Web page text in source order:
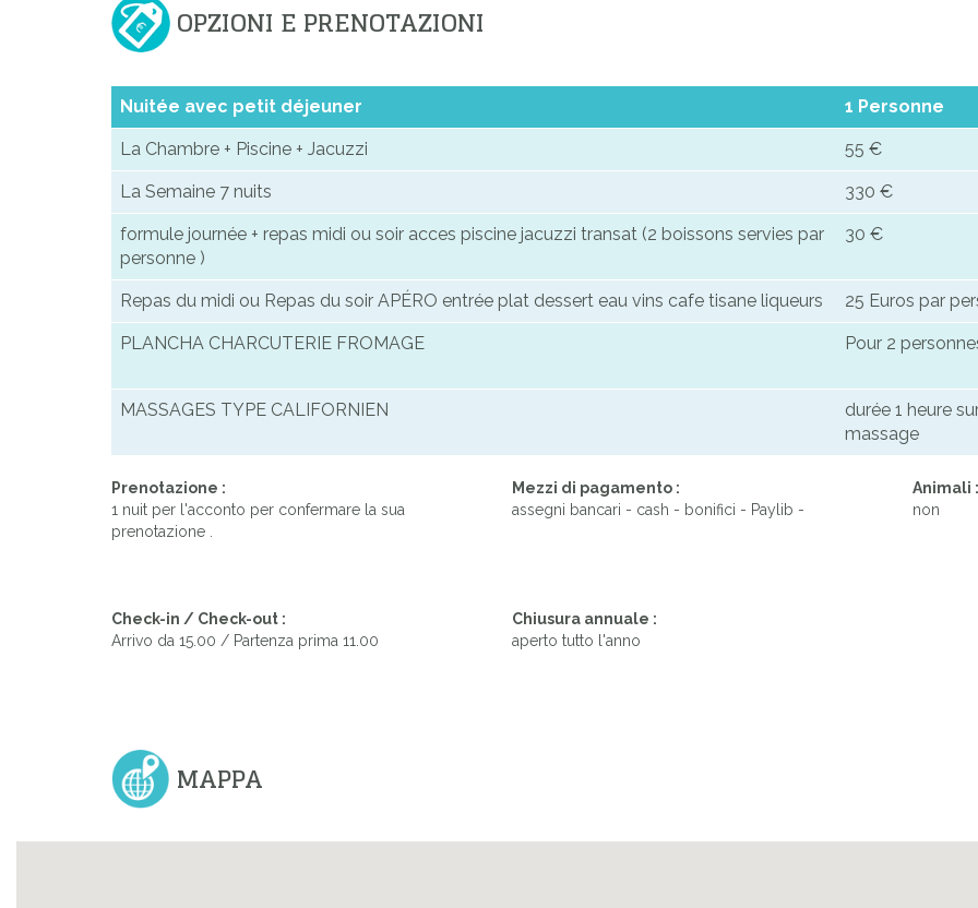
OPZIONI E PRENOTAZIONI
Nuitée avec petit déjeuner 1 Personne
La Chambre + Piscine + Jacuzzi 55 €
La Semaine 7 nuits 330 €
formule journée + repas midi ou soir acces piscine jacuzzi transat (2 boissons servies par
personne )
30 €
Repas du midi ou Repas du soir APÉRO entrée plat dessert eau vins cafe tisane liqueurs 25 Euros par
PLANCHA CHARCUTERIE FROMAGE Pour 2
MASSAGES TYPE CALIFORNIEN
durée 1 heure
massage
Prenotazione :
1 nuit per l'acconto per confermare la sua
prenotazione .
Mezzi di pagamento :
assegni bancari - cash - bonifici - Paylib -
Animali :
non
Check-in / Check-out :
Arrivo da 15.00 / Partenza prima 11.00
Chiusura annuale :
aperto tutto l'anno
MAPPA